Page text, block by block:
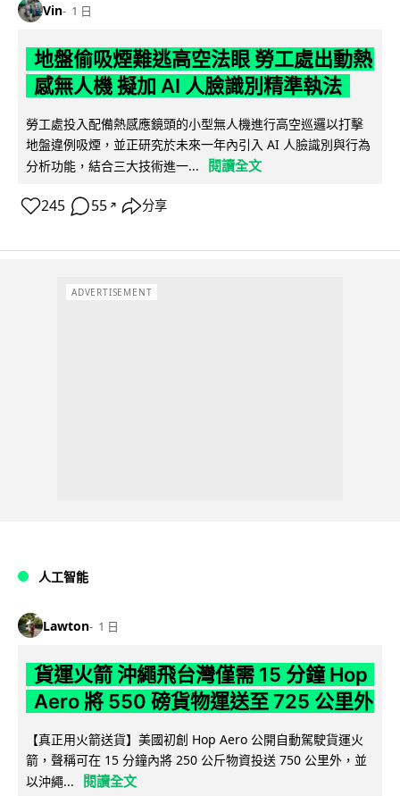
Vin 1 日
地盤偷吸煙難逃高空法眼 勞工處出動熱
感無人機 擬加 AI 人臉識別精準執法
勞工處投入配備熱感應鏡頭的小型無人機進行高空巡邏以打擊
地盤違例吸煙，並正研究於未來一年內引入 AI 人臉識別與行為
分析功能，結合三大技術進一...
閱讀全文
245 55 ↗ 分享
ADVERTISEMENT
人工智能
Lawton 1 日
貨運火箭 沖繩飛台灣僅需 15 分鐘 Hop
Aero 將 550 磅貨物運送至 725 公里外
【真正用火箭送貨】美國初創 Hop Aero 公開自動駕駛貨運火
箭，聲稱可在 15 分鐘內將 250 公斤物資投送 750 公里外，並
以沖繩...
閱讀全文